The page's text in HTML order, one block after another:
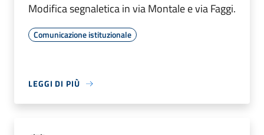
Modifica segnaletica in via Montale e via Faggi.
Comunicazione istituzionale
LEGGI DI PIÙ